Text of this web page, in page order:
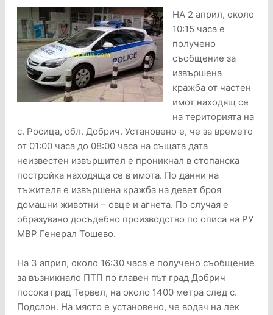
НА 2 април, около
10:15 часа е
получено
съобщение за
извършена
кражба от частен
имот находящ се
на територията на
с. Росица, обл. Добрич. Установено е, че за времето
от 01:00 часа до 08:00 часа на същата дата
неизвестен извършител е проникнал в стопанска
постройка находяща се в имота. По данни на
тъжителя е извършена кражба на девет броя
домашни животни – овце и агнета. По случая е
образувано досъдебно производство по описа на РУ
МВР Генерал Тошево.
На 3 април, около 16:30 часа е получено съобщение
за възникнало ПТП по главен път град Добрич
посока град Тервел, на около 1400 метра след с.
Подслон. На място е установено, че водач на лек